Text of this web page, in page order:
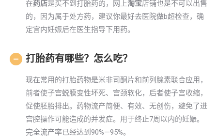
在药店是买不到打胎药的，网上淘宝店铺也是不可以出售
的，因为属于处方药，建议你最好去医院做b超检查，确
定宫内妊娠后在医生指导下用药。
打胎药有哪些？怎么吃？
现在常用的打胎药物是米非司酮片和前列腺素联合应用，
前者使子宫蜕膜变性坏死、宫颈软化，后者使子宫收缩，
促使胚胎排出。药物流产简便、有效、无创伤，避免了进
宫腔操作可能造成的并发症。用于终止7周以内的妊娠。
完全流产率已经达到90%—95%。